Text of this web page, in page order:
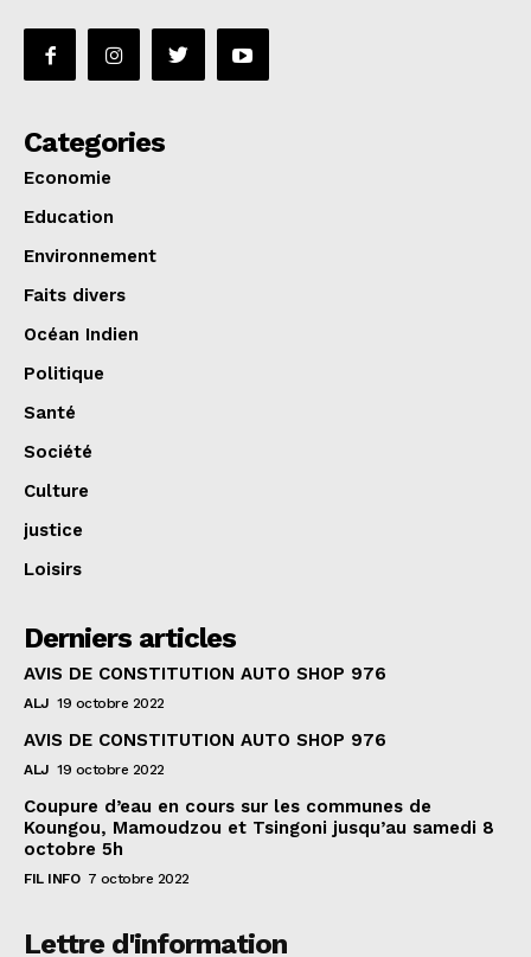
Categories
Economie
Education
Environnement
Faits divers
Océan Indien
Politique
Santé
Société
Culture
justice
Loisirs
Derniers articles
AVIS DE CONSTITUTION AUTO SHOP 976
ALJ 19 octobre 2022
AVIS DE CONSTITUTION AUTO SHOP 976
ALJ 19 octobre 2022
Coupure d’eau en cours sur les communes de
Koungou, Mamoudzou et Tsingoni jusqu’au samedi 8
octobre 5h
FIL INFO 7 octobre 2022
Lettre d'information